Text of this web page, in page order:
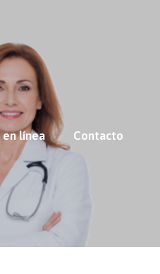
en línea Contacto